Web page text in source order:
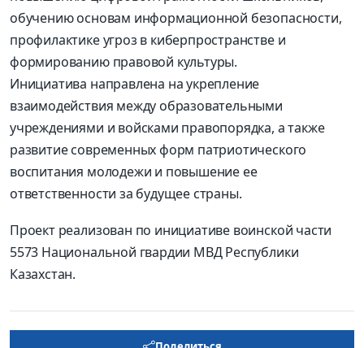
обучению основам информационной безопасности,
профилактике угроз в киберпространстве и
формированию правовой культуры.
Инициатива направлена на укрепление
взаимодействия между образовательными
учреждениями и войсками правопорядка, а также
развитие современных форм патриотического
воспитания молодежи и повышение ее
ответственности за будущее страны.
Проект реализован по инициативе воинской части
5573 Национальной гвардии МВД Республики
Казахстан.